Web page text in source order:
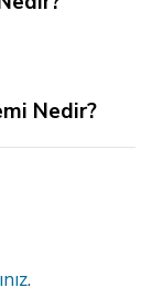
Nedir?
.